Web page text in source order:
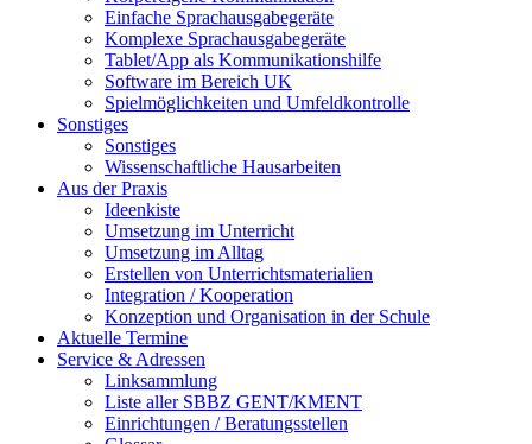
Einfache Sprachausgabegeräte
Komplexe Sprachausgabegeräte
Tablet/App als Kommunikationshilfe
Software im Bereich UK
Spielmöglichkeiten und Umfeldkontrolle
Sonstiges
Sonstiges
Wissenschaftliche Hausarbeiten
Aus der Praxis
Ideenkiste
Umsetzung im Unterricht
Umsetzung im Alltag
Erstellen von Unterrichtsmaterialien
Integration / Kooperation
Konzeption und Organisation in der Schule
Aktuelle Termine
Service & Adressen
Linksammlung
Liste aller SBBZ GENT/KMENT
Einrichtungen / Beratungsstellen